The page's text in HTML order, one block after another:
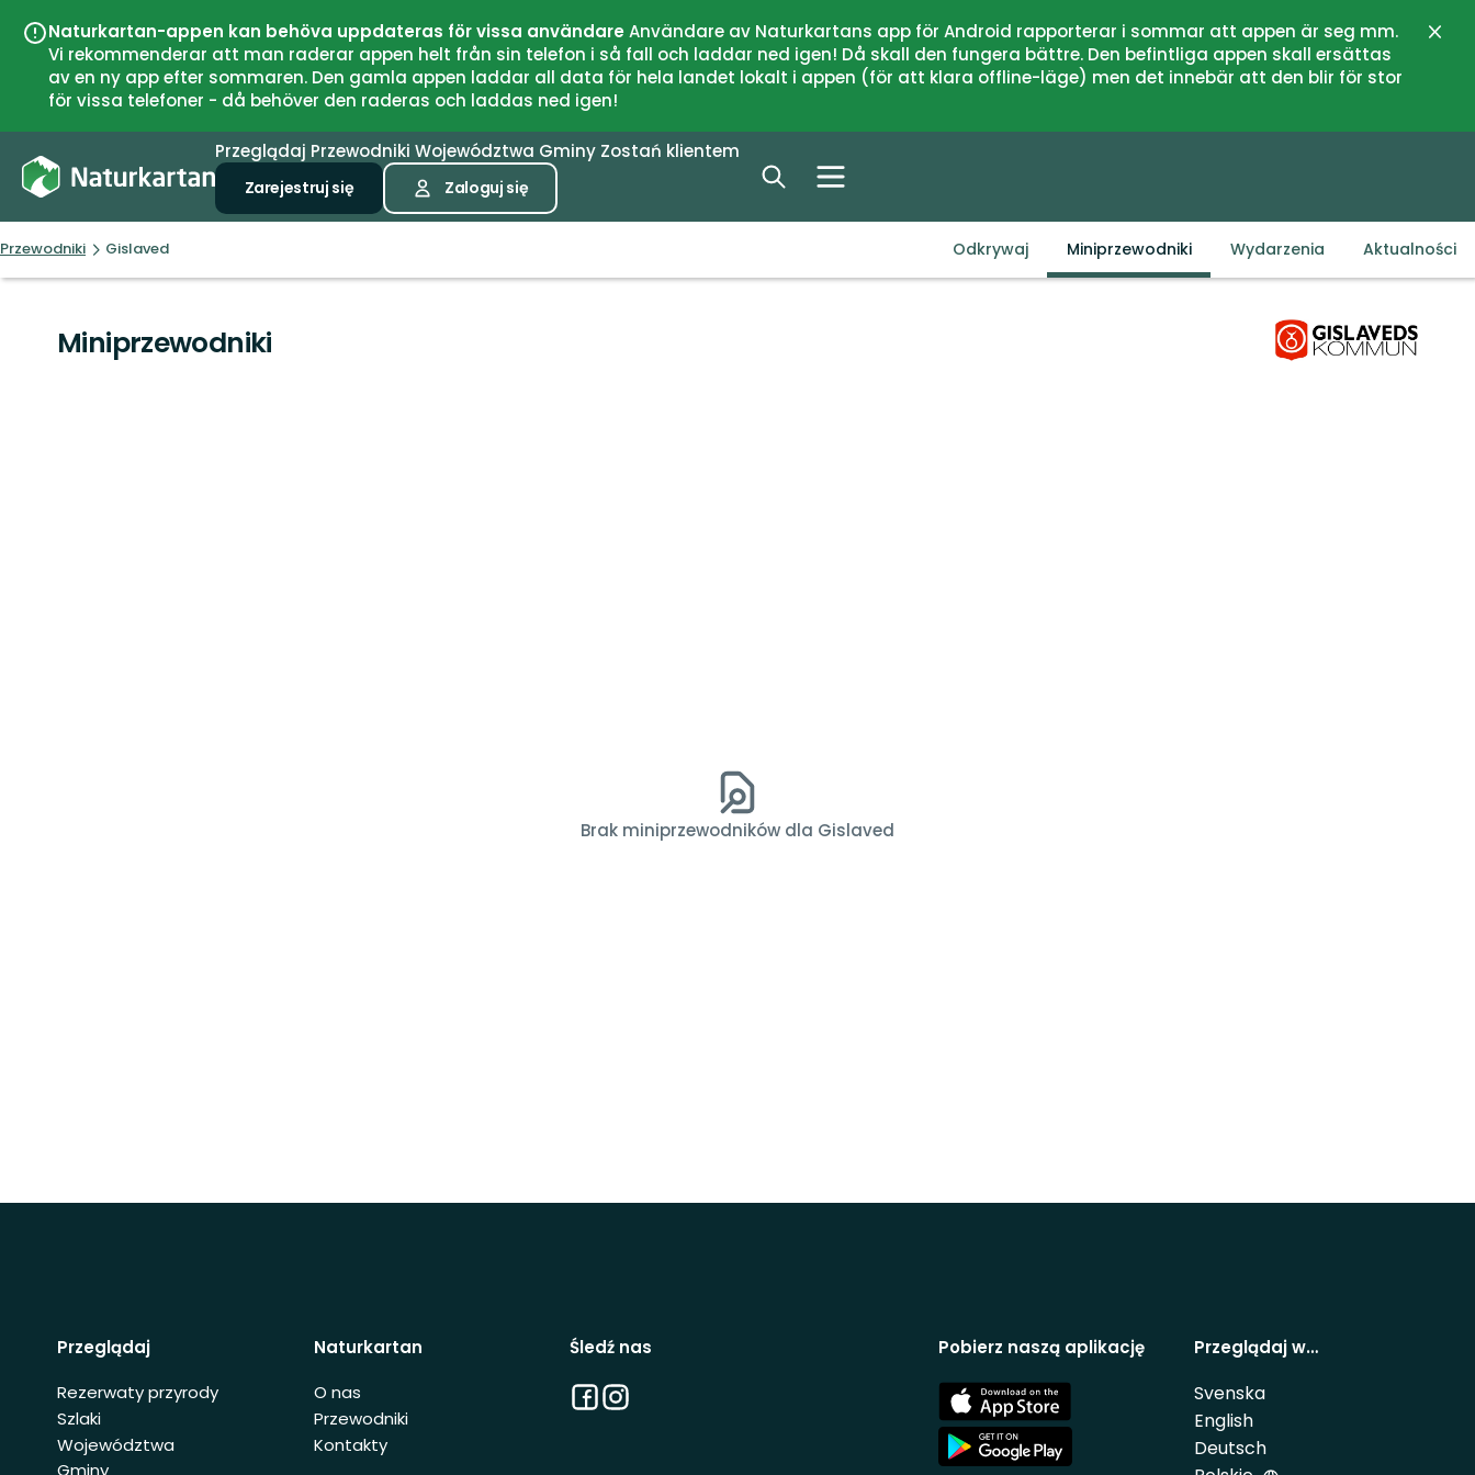
Naturkartan-appen kan behöva uppdateras för vissa användareAnvändare av Naturkartans app för Android rapporterar i sommar att appen är seg mm.
Vi rekommenderar att man raderar appen helt från sin telefon i så fall och laddar ned igen! Då skall den fungera bättre. Den befintliga appen skall ersättas
av en ny app efter sommaren. Den gamla appen laddar all data för hela landet lokalt i appen (för att klara offline-läge) men det innebär att den blir för stor
för vissa telefoner - då behöver den raderas och laddas ned igen!
Przeglądaj Przewodniki Województwa Gminy Zostań klientem
Zarejestruj się Zaloguj się
Przewodniki Gislaved Odkrywaj Miniprzewodniki Wydarzenia Aktualności
Miniprzewodniki
Brak miniprzewodników dla Gislaved
Przeglądaj
Rezerwaty przyrody
Szlaki
Województwa
Naturkartan
O nas
Przewodniki
Kontakty
Śledź nas
Facebook
Instagram
Pobierz naszą aplikację
App
Store
App
Store
Przeglądaj w…
Svenska
English
Deutsch